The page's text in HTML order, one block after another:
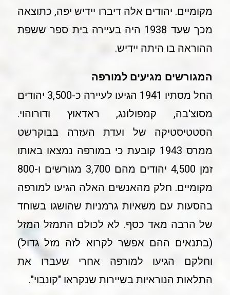
מקומיים. יהודים אלה דיברו יידיש יפה, כתוצאה
מכך שעד 1938 היה בעיירה בית ספר ששפת
ההוראה בו היתה יידיש.
המגורשים מגיעים למורפה
החל מסתיו 1941 הגיעו לעיירה כ-3,500 יהודים
מסוצ'בה, קמפולונג, ראדאוץ ודורוהוי.
הסטטיסטיקה של ועדת העזרה בבוקרשט
ממרס 1943 קובעת כי במורפה נמצאו באותו
זמן 4,500 יהודים מהם 3,700 מגורשים ו-800
מקומיים. חלק מהאנשים האלה הגיעו למורפה
בהסעות עם משאיות גרמניות שהושגו בשוחד
של הרבה מאד כסף. לא לכולם התמזל המזל
(בתנאים ההם אפשר לקרוא לזה מזל גדול)
וחלקם הגיעו למורפה אחרי שעברו את
התלאות הנוראיות בשיירות שנקראו "קונבוי".